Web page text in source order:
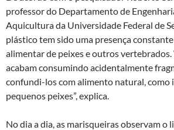
professor do Departamento de
Aquicultura da Universidade Federal de
plástico tem sido uma presença
alimentar de peixes e outros vertebrados.
acabam consumindo acidentalmente
confundi-los com alimento natural, como
pequenos peixes”, explica.
No dia a dia, as marisqueiras observam o